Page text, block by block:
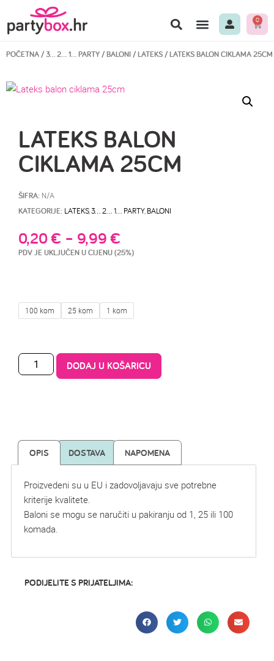
0
POČETNA/3… 2… 1… PARTY/BALONI/LATEKS/ LATEKS BALON CIKLAMA 25CM
LATEKS BALON
CIKLAMA 25CM
ŠIFRA: N/A
KATEGORIJE: LATEKS,3… 2… 1… PARTY, BALONI
0,20€ – 9,99€
PDV JE UKLJUČEN U CIJENU (25%)
100 kom 25 kom 1 kom
DODAJ U KOŠARICU
OPIS DOSTAVA NAPOMENA
Proizvedeni su u EU i zadovoljavaju sve potrebne
kriterije kvalitete.
Baloni se mogu se naručiti u pakiranju od 1, 25 ili 100
komada.
PODIJELITE S PRIJATELJIMA: